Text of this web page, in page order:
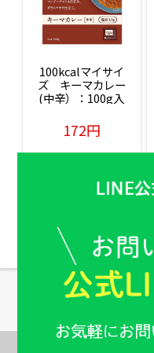
100kcalマイサイ
ズ　キーマカレー
(中辛）：100g入
172円
販売価格(税込)